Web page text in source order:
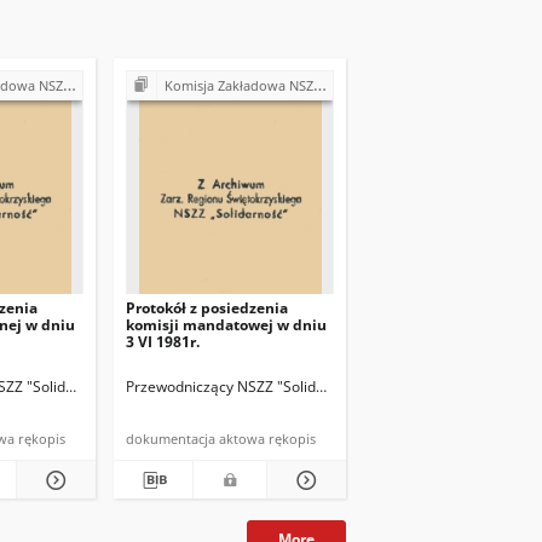
"Samopomoc Chłopska" w Bodzentynie
w dniu
"Solidarność" przy GS Bodzentyn
dokumentacja aktowa rękopis
Komisja Zakładowa NSZZ "Solidarność" przy Gminnej Spółdzielni "Samopomoc Chłopska" w Bodzentynie
Protokół z posiedzenia
komisji mandatowej w dniu
3 VI 1981r.
Przewodniczący NSZZ "Solidarność" przy GS Bodzentyn
dokumentacja aktowa rękopis